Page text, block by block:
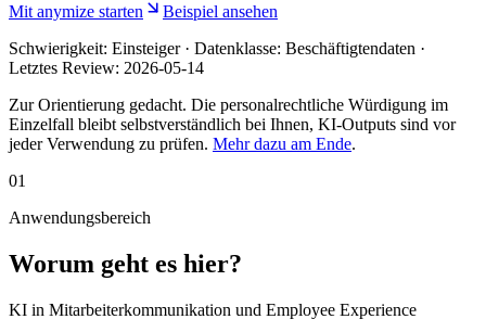
Mit anymize starten
Beispiel ansehen
Schwierigkeit: Einsteiger· Datenklasse: Beschäftigtendaten ·
Letztes Review: 2026-05-14
Zur Orientierung gedacht. Die personalrechtliche Würdigung im
Einzelfall bleibt selbstverständlich bei Ihnen, KI-Outputs sind vor
jeder Verwendung zu prüfen. Mehr dazu am Ende.
01
Anwendungsbereich
Worum geht es hier?
KI in Mitarbeiterkommunikation und Employee Experience